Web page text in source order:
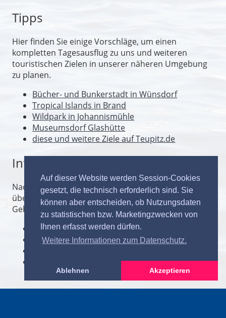
Auf dieser Website werden Session-Cookies
gesetzt, die technisch erforderlich sind. Sie
können aber entscheiden, ob Nutzungsdaten
zu statistischen bzw. Marketingzwecken von
Ihnen erfasst werden dürfen.
Weitere Informationen zum Datenschutz.
Ablehnen Akzeptieren
Tipps
Hier finden Sie einige Vorschläge, um einen
kompletten Tagesausflug zu uns und weiteren
touristischen Zielen in unserer näheren Umgebung
zu planen.
Bücher- und Bunkerstadt in Wünsdorf
Tropical Islands in Brand
Wildpark in Johannismühle
Museumsdorf Glashütte
diese und weitere Ziele auf Teupitz.de
Informative Links
Nachfolgend einige Links mit mehr Informationen
über Teupitz und Umgebung sowie das Dahme-Seen
Gebiet im Weblexikon Wikipedia.
Teupitz
Amt Schenkenländchen